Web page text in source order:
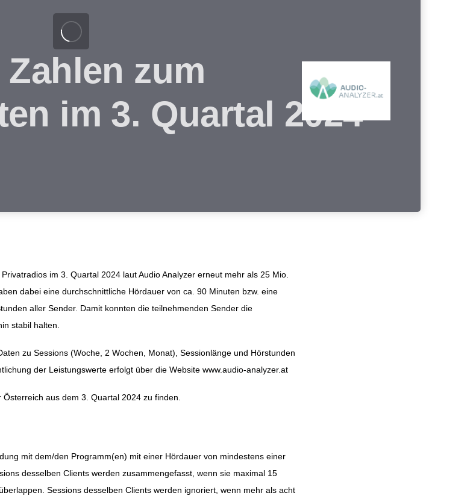
zum
im 3. Quartal 2024
im 3. Quartal 2024 laut Audio Analyzer erneut mehr als 25 Mio.
dabei eine durchschnittliche Hördauer von ca. 90 Minuten bzw. eine
aller Sender. Damit konnten die teilnehmenden Sender die
stabil halten.
zu Sessions (Woche, 2 Wochen, Monat), Sessionlänge und Hörstunden
der Leistungswerte erfolgt über die Website www.audio-analyzer.at
aus dem 3. Quartal 2024 zu finden.
mit dem/den Programm(en) mit einer Hördauer von mindestens einer
desselben Clients werden zusammengefasst, wenn sie maximal 15
Sessions desselben Clients werden ignoriert, wenn mehr als acht